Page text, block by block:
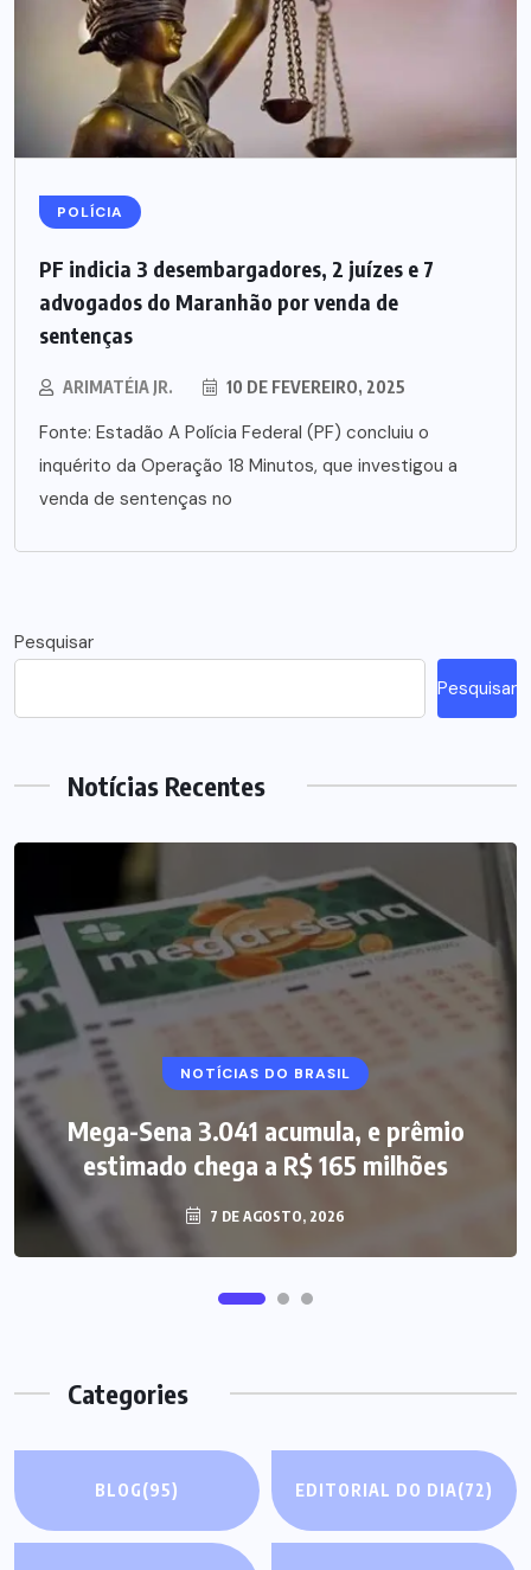
POLÍCIA
PF indicia 3 desembargadores, 2 juízes e 7
advogados do Maranhão por venda de
sentenças
ARIMATÉIA JR. 10 DE FEVEREIRO, 2025
Fonte: Estadão A Polícia Federal (PF) concluiu o
inquérito da Operação 18 Minutos, que investigou a
venda de sentenças no
Pesquisar
Pesquisar
Notícias Recentes
NOTÍCIAS DO BRASIL
Mega-Sena 3.041 acumula, e prêmio
estimado chega a R$ 165 milhões
7 DE AGOSTO, 2026
Categories
BLOG(95) EDITORIAL DO DIA(72)